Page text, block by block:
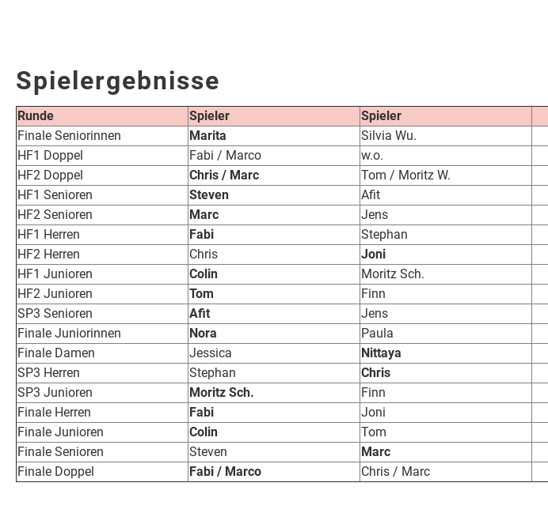
Spielergebnisse
Runde Spieler Spieler
Finale Seniorinnen
Marita Silvia Wu.
HF1 Doppel
Fabi / Marco
w.o.
HF2 Doppel
Chris / Marc Tom / Moritz W.
HF1 Senioren
Steven Afit
HF2 Senioren
Marc Jens
HF1 Herren
Fabi Stephan
HF2 Herren
Chris Joni
HF1 Junioren
Colin Moritz Sch.
HF2 Junioren
Tom Finn
SP3 Senioren
Afit Jens
Finale Juniorinnen
Nora Paula
Finale Damen
Jessica Nittaya
SP3 Herren
Stephan Chris
SP3 Junioren
Moritz Sch. Finn
Finale Herren
Fabi Joni
Finale Junioren
Colin Tom
Finale Senioren
Steven Marc
Finale Doppel
Fabi / Marco Chris / Marc